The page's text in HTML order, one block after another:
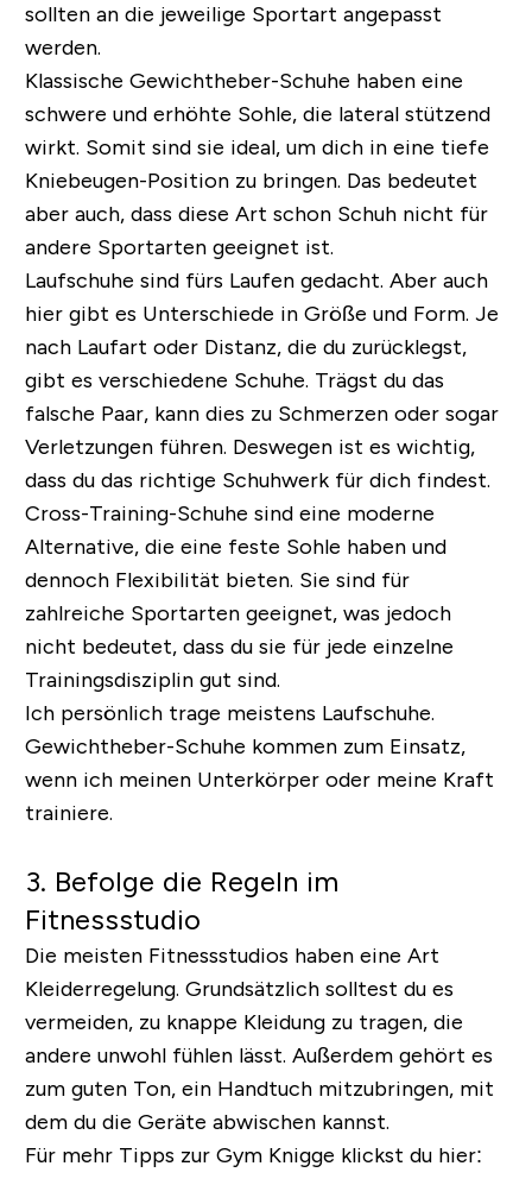
sollten an die jeweilige Sportart angepasst
werden.
Klassische Gewichtheber-Schuhe haben eine
schwere und erhöhte Sohle, die lateral stützend
wirkt. Somit sind sie ideal, um dich in eine tiefe
Kniebeugen-Position zu bringen. Das bedeutet
aber auch, dass diese Art schon Schuh nicht für
andere Sportarten geeignet ist.
Laufschuhe sind fürs Laufen gedacht. Aber auch
hier gibt es Unterschiede in Größe und Form. Je
nach Laufart oder Distanz, die du zurücklegst,
gibt es verschiedene Schuhe. Trägst du das
falsche Paar, kann dies zu Schmerzen oder sogar
Verletzungen führen. Deswegen ist es wichtig,
dass du das richtige Schuhwerk für dich findest.
Cross-Training-Schuhe sind eine moderne
Alternative, die eine feste Sohle haben und
dennoch Flexibilität bieten. Sie sind für
zahlreiche Sportarten geeignet, was jedoch
nicht bedeutet, dass du sie für jede einzelne
Trainingsdisziplin gut sind.
Ich persönlich trage meistens Laufschuhe.
Gewichtheber-Schuhe kommen zum Einsatz,
wenn ich meinen Unterkörper oder meine Kraft
trainiere.
3. Befolge die Regeln im
Fitnessstudio
Die meisten Fitnessstudios haben eine Art
Kleiderregelung. Grundsätzlich solltest du es
vermeiden, zu knappe Kleidung zu tragen, die
andere unwohl fühlen lässt. Außerdem gehört es
zum guten Ton, ein Handtuch mitzubringen, mit
dem du die Geräte abwischen kannst.
Für mehr Tipps zur Gym Knigge klickst du hier: